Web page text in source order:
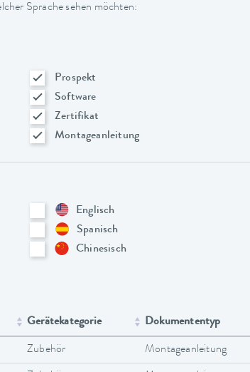
Sprache sehen möchten:
Prospekt
Software
Zertifikat
Montageanleitung
Englisch
Spanisch
Chinesisch
Gerätekategorie Dokumententyp
Zubehör Montageanleitung